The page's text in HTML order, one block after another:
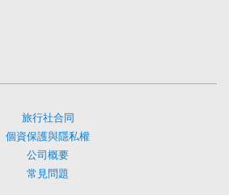
旅行社合同
個資保護與隱私權
公司概要
常見問題